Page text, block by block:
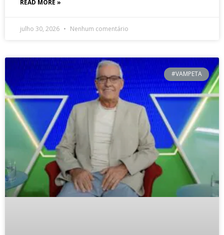
READ MORE »
julho 30, 2026 Nenhum comentário
#VAMPETA